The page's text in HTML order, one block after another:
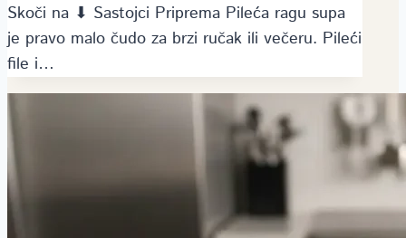
Skoči na ⬇ Sastojci Priprema Pileća ragu supa
je pravo malo čudo za brzi ručak ili večeru. Pileći
file i…